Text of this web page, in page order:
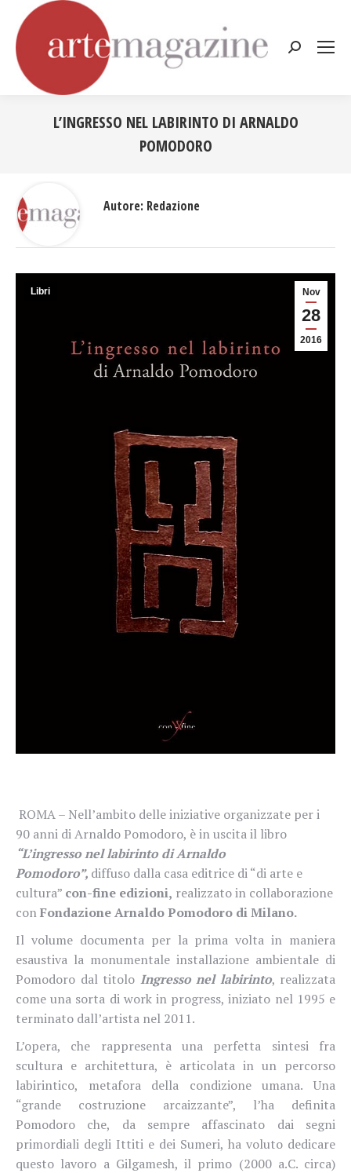
Cerca:
L’INGRESSO NEL LABIRINTO DI ARNALDO
POMODORO
Nov
28
2016
Libri
ROMA – Nell’ambito delle iniziative organizzate per i
90 anni di Arnaldo Pomodoro, è in uscita il libro
“L’ingresso nel labirinto di Arnaldo
Pomodoro”, diffuso dalla casa editrice di “di arte e
cultura” con-fine edizioni, realizzato in collaborazione
conFondazione Arnaldo Pomodoro di Milano.
Il volume documenta per la prima volta in maniera
esaustiva la monumentale installazione ambientale di
Pomodoro dal titolo Ingresso nel labirinto, realizzata
come una sorta di work in progress, iniziato nel 1995 e
terminato dall’artista nel 2011.
L’opera, che rappresenta una perfetta sintesi fra
scultura e architettura, è articolata in un percorso
labirintico, metafora della condizione umana. Una
“grande costruzione arcaizzante”, l’ha definita
Pomodoro che, da sempre affascinato dai segni
primordiali degli Ittiti e dei Sumeri, ha voluto dedicare
questo lavoro a Gilgamesh, il primo (2000 a.C. circa)
Autore: Redazione